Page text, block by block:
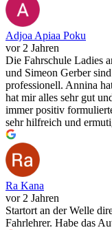
Adjoa Apiaa Poku
vor 2 Jahren
Die Fahrschule Ladies
und Simeon Gerber
professionell. Annina
hat mir alles sehr gut
immer positiv
sehr hilfreich und
Ra Kana
vor 2 Jahren
Startort an der Welle
Fahrlehrer. Habe das